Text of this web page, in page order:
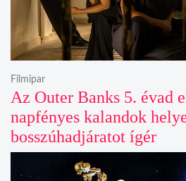
Az Outer Banks 5. évad
napfényes kalandok
bosszúhadjáratot ígér
Filmipar